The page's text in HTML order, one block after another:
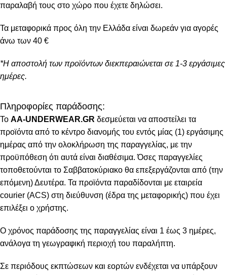
παραλαβή τους στο χώρο που έχετε δηλώσει.
Τα μεταφορικά προς όλη την Ελλάδα είναι δωρεάν για αγορές
άνω των 40 €
*Η αποστολή των προϊόντων διεκπεραιώνεται σε 1-3 εργάσιμες
ημέρες.
Πληροφορίες παράδοσης:
To AA-UNDERWEAR.GR δεσμεύεται να αποστείλει τα
προϊόντα από το κέντρο διανομής του εντός μίας (1) εργάσιμης
ημέρας από την ολοκλήρωση της παραγγελίας, με την
προϋπόθεση ότι αυτά είναι διαθέσιμα. Όσες παραγγελίες
τοποθετούνται το Σαββατοκύριακο θα επεξεργάζονται από (την
επόμενη) Δευτέρα. Τα προϊόντα παραδίδονται με εταιρεία
courier (ACS) στη διεύθυνση (έδρα της μεταφορικής) που έχει
επιλέξει ο χρήστης.
Ο χρόνος παράδοσης της παραγγελίας είναι 1 έως 3 ημέρες,
ανάλογα τη γεωγραφική περιοχή του παραλήπτη.
Σε περιόδους εκπτώσεων και εορτών ενδέχεται να υπάρξουν